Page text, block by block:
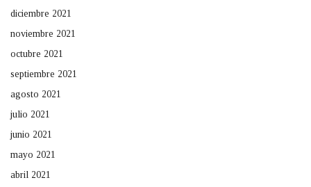
diciembre 2021
noviembre 2021
octubre 2021
septiembre 2021
agosto 2021
julio 2021
junio 2021
mayo 2021
abril 2021